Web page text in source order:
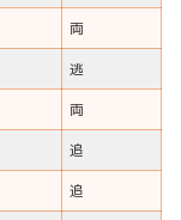
両
逃
両
追
追